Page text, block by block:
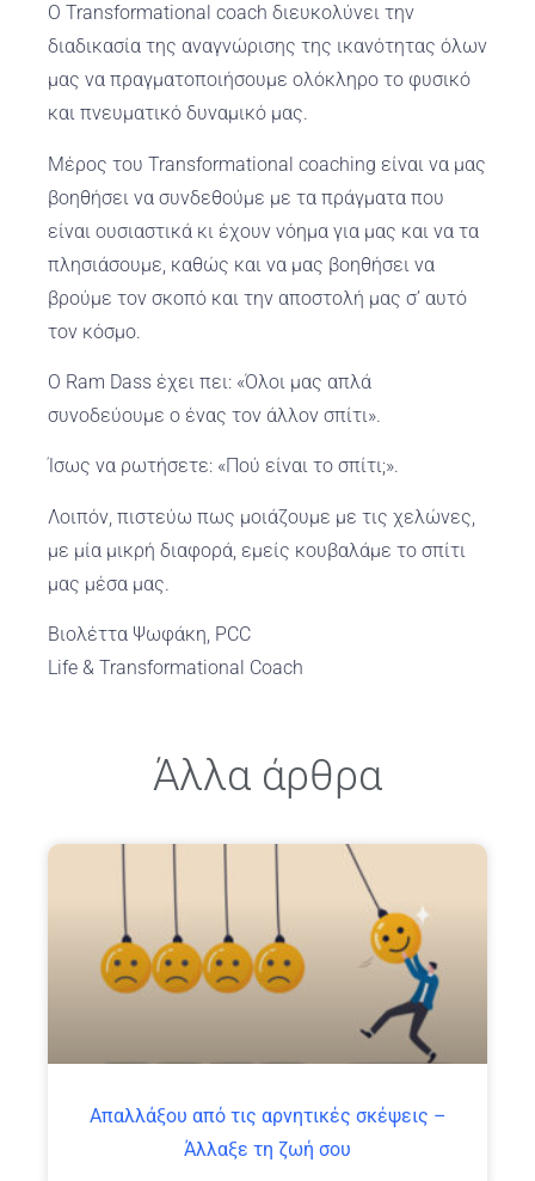
Ο Transformational coach διευκολύνει την
διαδικασία της αναγνώρισης της ικανότητας όλων
μας να πραγματοποιήσουμε ολόκληρο το φυσικό
και πνευματικό δυναμικό μας.
Μέρος του Transformational coaching είναι να μας
βοηθήσει να συνδεθούμε με τα πράγματα που
είναι ουσιαστικά κι έχουν νόημα για μας και να τα
πλησιάσουμε, καθώς και να μας βοηθήσει να
βρούμε τον σκοπό και την αποστολή μας σ’ αυτό
τον κόσμο.
Ο Ram Dass έχει πει: «Όλοι μας απλά
συνοδεύουμε ο ένας τον άλλον σπίτι».
Ίσως να ρωτήσετε: «Πού είναι το σπίτι;».
Λοιπόν, πιστεύω πως μοιάζουμε με τις χελώνες,
με μία μικρή διαφορά, εμείς κουβαλάμε το σπίτι
μας μέσα μας.
Βιολέττα Ψωφάκη, PCC
Life & Transformational Coach
Άλλα άρθρα
Απαλλάξου από τις αρνητικές σκέψεις –
Άλλαξε τη ζωή σου